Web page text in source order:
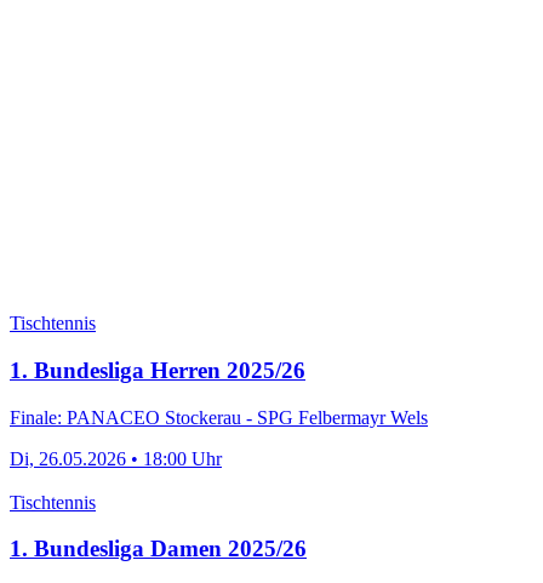
Tischtennis
1. Bundesliga Herren 2025/26
Finale: PANACEO Stockerau - SPG Felbermayr Wels
Di, 26.05.2026 • 18:00 Uhr
Tischtennis
1. Bundesliga Damen 2025/26